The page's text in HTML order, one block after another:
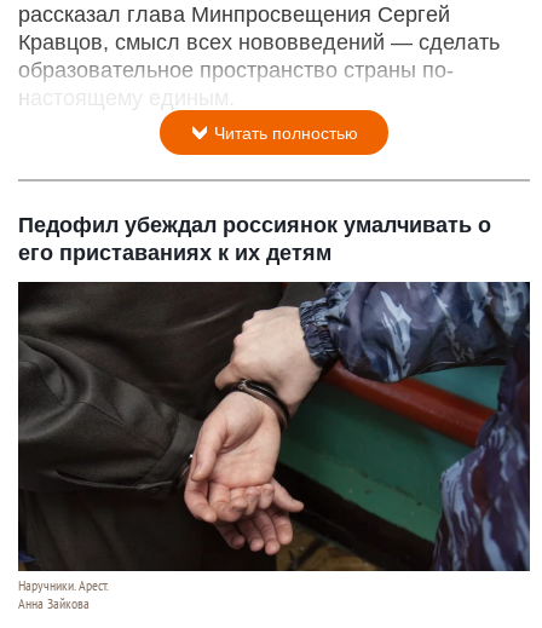
рассказал глава Минпросвещения Сергей
Кравцов, смысл всех нововведений — сделать
образовательное пространство страны по-
настоящему единым.
Читать полностью
Педофил убеждал россиянок умалчивать о
его приставаниях к их детям
Наручники. Арест.
Анна Зайкова